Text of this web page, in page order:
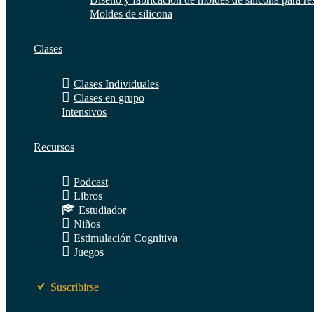
Moldes de silicona
Clases
Clases Individuales
Clases en grupo
Intensivos
Recursos
Podcast
Libros
Estudiador
Niños
Estimulación Cognitiva
Juegos
Suscribirse